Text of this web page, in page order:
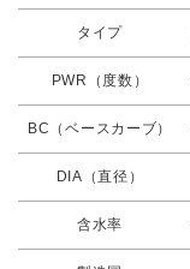
タイプ
PWR（度数）
BC（ベースカーブ）
DIA（直径）
含水率